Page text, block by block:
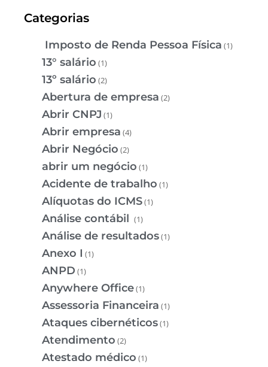
Categorias
Imposto de Renda Pessoa Física (1)
13° salário (1)
13º salário (2)
Abertura de empresa (2)
Abrir CNPJ (1)
Abrir empresa (4)
Abrir Negócio (2)
abrir um negócio (1)
Acidente de trabalho (1)
Alíquotas do ICMS(1)
Análise contábil (1)
Análise de resultados(1)
Anexo I (1)
ANPD (1)
Anywhere Office(1)
Assessoria Financeira (1)
Ataques cibernéticos(1)
Atendimento (2)
Atestado médico (1)